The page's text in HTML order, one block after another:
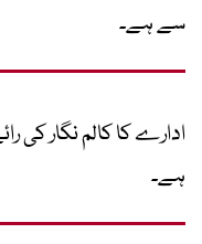
سے ہے۔
ادارے کا کالم نگار کی
ہے۔